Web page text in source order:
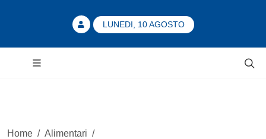
LUNEDI, 10 AGOSTO
Home / Alimentari /